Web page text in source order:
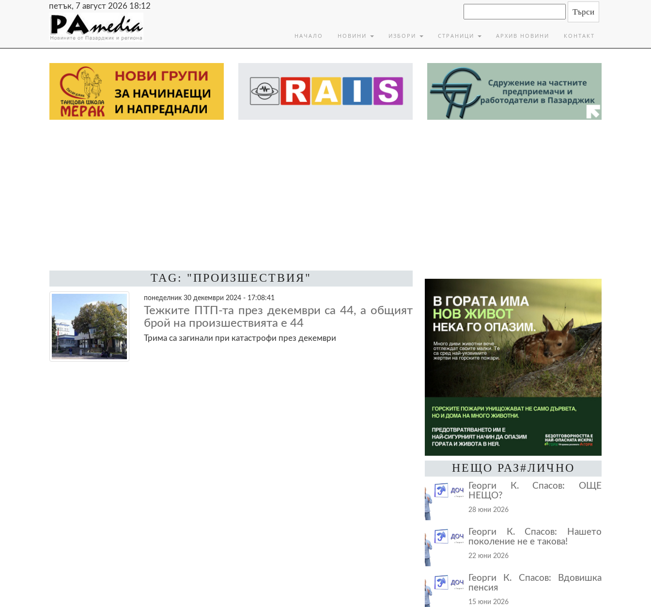
петък, 7 август 2026 18:12
НАЧАЛО НОВИНИ ИЗБОРИ СТРАНИЦИ АРХИВ НОВИНИ КОНТАКТ
TAG: "ПРОИЗШЕСТВИЯ"
понеделник 30 декември 2024 - 17:08:41
Тежките ПТП-та през декември са 44, а общият
брой на произшествията е 44
Трима са загинали при катастрофи през декември
НЕЩО РАЗ#ЛИЧНО
Георги К. Спасов: ОЩЕ
НЕЩО?
28 юни 2026
Георги К. Спасов: Нашето
поколение не е такова!
22 юни 2026
Георги К. Спасов: Вдовишка
пенсия
15 юни 2026